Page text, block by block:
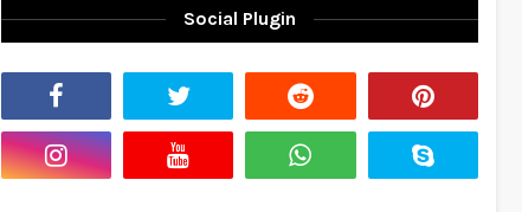
Social Plugin